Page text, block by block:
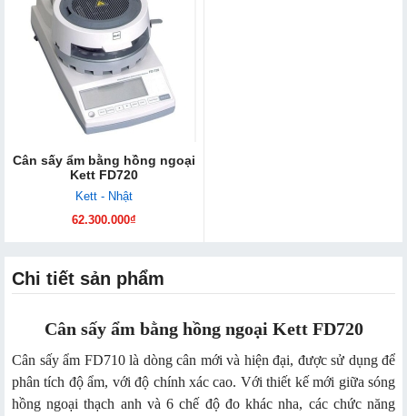
Cân sấy ẩm bằng ​hồng ngoại
Kett FD720
Kett - Nhật
62.300.000₫
Chi tiết sản phẩm
Cân sấy ẩm bằng hồng ngoại Kett FD720
Cân sấy ẩm FD710 là dòng cân mới và hiện đại, được sử dụng để
phân tích độ ẩm, với độ chính xác cao. Với thiết kế mới giữa sóng
hồng ngoại thạch anh và 6 chế độ đo khác nha, các chức năng